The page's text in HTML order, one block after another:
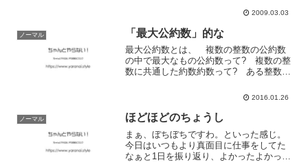
の回りで、大きく変化しているコトもあ
り、そういうところでは落ち...
2009.03.03
ノーマル 「最大公約数」的な
最大公約数とは、 複数の整数の公約数
の中で最大なもの公約数って? 複数の整
数に共通した約数約数って? ある整数を
約数って何?と聞かれれば、正確に言葉で
うか、それとなく意...
2016.01.26
ノーマル ほどほどのちょうし
まぁ、ぼちぼちですわ。といった感じ。
今日はいつもより真面目に仕事をしてた
なぁと1日を振り返り、よかったよかった